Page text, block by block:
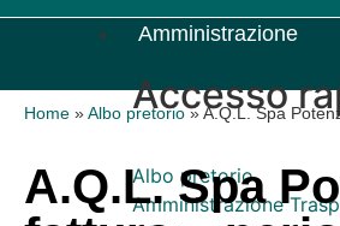
Amministrazione
Accesso
Albo pretorio
Amministrazione
Home » Albo pretorio» A.Q.L. Spa
A.Q.L. Spa